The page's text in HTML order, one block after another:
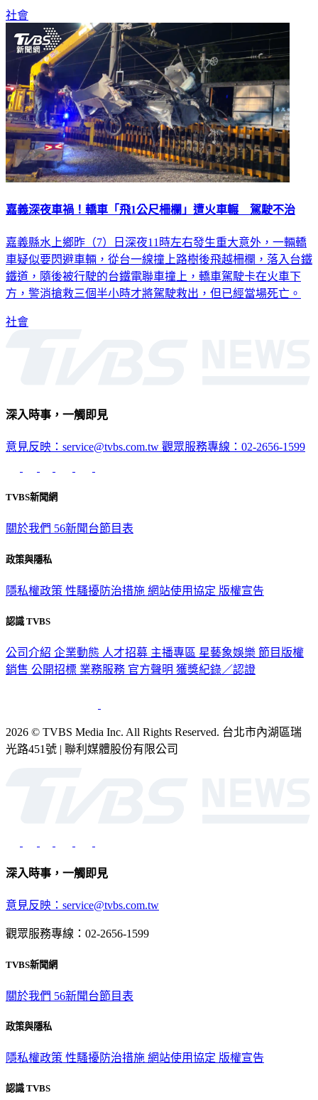
社會
嘉義深夜車禍！轎車「飛1公尺柵欄」遭火車輾 駕駛不治
嘉義縣水上鄉昨（7）日深夜11時左右發生重大意外，一輛轎
車疑似要閃避車輛，從台一線撞上路樹後飛越柵欄，落入台鐵
鐵道，隨後被行駛的台鐵電聯車撞上，轎車駕駛卡在火車下
方，警消搶救三個半小時才將駕駛救出，但已經當場死亡。
社會
深入時事，一觸即見
意見反映：service@tvbs.com.tw 觀眾服務專線：02-2656-1599
TVBS新聞網
關於我們 56新聞台節目表
政策與隱私
隱私權政策 性騷擾防治措施 網站使用協定 版權宣告
認識 TVBS
公司介紹 企業動態 人才招募 主播專區 星藝象娛樂 節目版權
銷售 公開招標 業務服務 官方聲明 獲獎紀錄／認證
2026 © TVBS Media Inc. All Rights Reserved. 台北市內湖區瑞
光路451號 | 聯利媒體股份有限公司
深入時事，一觸即見
意見反映：service@tvbs.com.tw
觀眾服務專線：02-2656-1599
TVBS新聞網
關於我們 56新聞台節目表
政策與隱私
隱私權政策 性騷擾防治措施 網站使用協定 版權宣告
認識 TVBS